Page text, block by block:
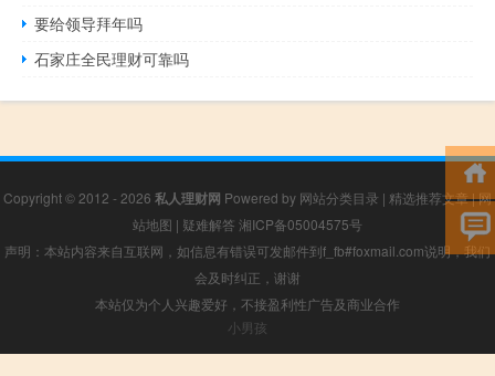
要给领导拜年吗
石家庄全民理财可靠吗
Copyright © 2012 - 2026 私人理财网 Powered by 网站分类目录 | 精选推荐文章|网
站地图 | 疑难解答 湘ICP备05004575号
声明：本站内容来自互联网，如信息有错误可发邮件到f_fb#foxmail.com说明，我们
会及时纠正，谢谢
本站仅为个人兴趣爱好，不接盈利性广告及商业合作
小男孩